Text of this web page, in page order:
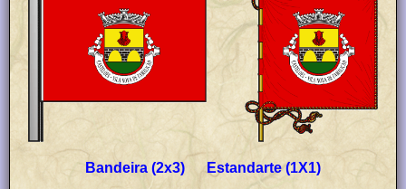
Bandeira (2x3) Estandarte (1X1)